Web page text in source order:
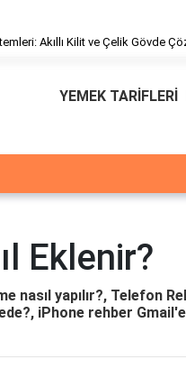
Akıllı Kilit ve Çelik Gövde
YEMEK TARİFLERİ
Eklenir?
nasıl yapılır?, Telefon
iPhone rehber Gmail'e